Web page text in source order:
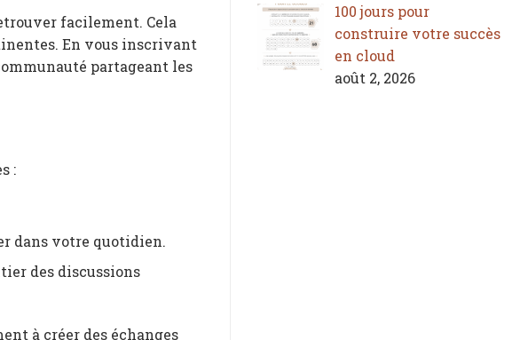
facilement. Cela
En vous inscrivant
partageant les
:
dans votre quotidien.
des discussions
à créer des échanges
100 jours pour
construire votre succès
en cloud
août 2, 2026